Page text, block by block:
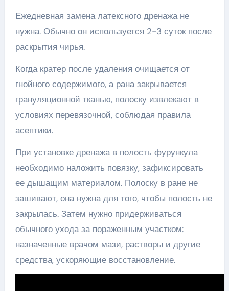
Ежедневная замена латексного дренажа не
нужна. Обычно он используется 2-3 суток после
раскрытия чирья.
Когда кратер после удаления очищается от
гнойного содержимого, а рана закрывается
грануляционной тканью, полоску извлекают в
условиях перевязочной, соблюдая правила
асептики.
При установке дренажа в полость фурункула
необходимо наложить повязку, зафиксировать
ее дышащим материалом. Полоску в ране не
зашивают, она нужна для того, чтобы полость не
закрылась. Затем нужно придерживаться
обычного ухода за пораженным участком:
назначенные врачом мази, растворы и другие
средства, ускоряющие восстановление.